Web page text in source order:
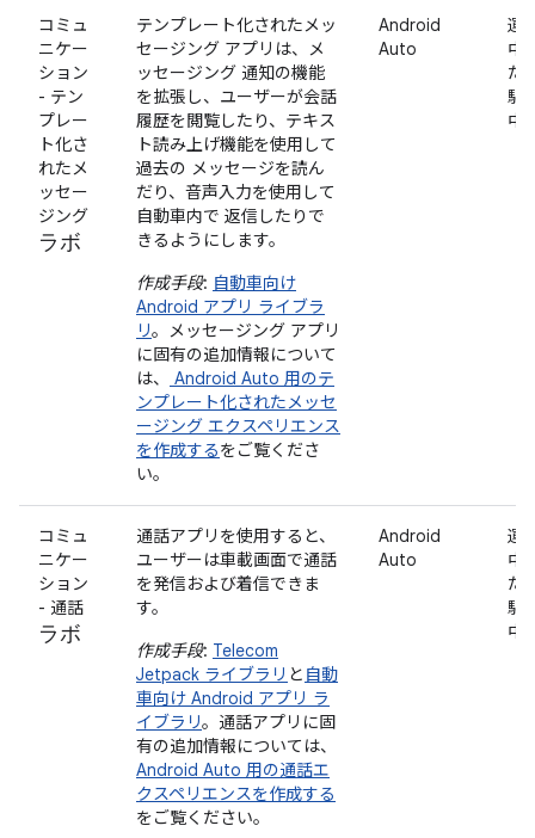
コミュ
ニケー
ション
- テン
プレー
ト化さ
れたメ
ッセー
ジング
ラボ
テンプレート化されたメッ
セージング アプリは、メ
ッセージング 通知の機能
を拡張し、ユーザーが会話
履歴を閲覧したり、テキス
ト読み上げ機能を使用して
過去の メッセージを読ん
だり、音声入力を使用して
自動車内で 返信したりで
きるようにします。
作成手段: 自動車向け
Android アプリ ライブラ
リ。メッセージング アプリ
に固有の追加情報について
は、
Android Auto 用のテ
ンプレート化されたメッセ
ージング エクスペリエンス
を作成するをご覧くださ
い。
Android
Auto
運
中
た
駐
中
コミュ
ニケー
ション
- 通話
ラボ
通話アプリを使用すると、
ユーザーは車載画面で通話
を発信および着信できま
す。
作成手段: Telecom
Jetpack ライブラリ と 自動
車向け Android アプリ ラ
イブラリ。通話アプリに固
有の追加情報については、
Android Auto 用の通話エ
クスペリエンスを作成する
をご覧ください。
Android
Auto
運
中
た
駐
中